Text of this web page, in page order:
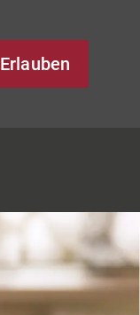
Erlauben